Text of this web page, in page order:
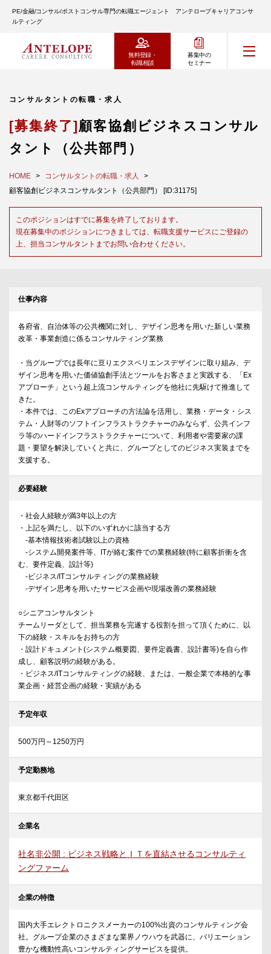
PE/金融/コンサル/ポストコンサル専門の転職エージェント アンテロープキャリアコンサ
ルティング
無料登録・
転職相談
募集中の
セミナー
コンサルタントの転職・求人
[募集終了]顧客協創ビジネスコンサル
タント（公共部門）
HOME
コンサルタントの転職・求人
顧客協創ビジネスコンサルタント（公共部門） [ID:31175]
このポジションはすでに募集を終了しております。
現在募集中のポジションにつきましては、転職支援サービスにご登録の
上、担当コンサルタントまでお問い合わせください。
仕事内容
各府省、自治体等の公共機関に対し、デザイン思考を用いた新しい業務
改革・事業創造に係るコンサルティング業務
・当グループでは長年に亘りエクスペリエンスデザインに取り組み、デ
ザイン思考を用いた価値協創手法とツールをお客さまと実践する、「Ex
アプローチ」という超上流コンサルティングを他社に先駆けて推進して
きた。
・本件では、このExアプローチの方法論を活用し、業務・データ・シス
テム・人財等のソフトインフラストラクチャーのみならず、公共インフ
ラ等のハードインフラストラクチャーについて、利用者や需要家の課
題・要望を解決していくと共に、グループとしてのビジネス実装までを
支援する。
必要経験
・社会人経験が満3年以上の方
・上記を満たし、以下のいずれかに該当する方
-基本情報技術者試験以上の資格
-システム開発案件等、ITが絡む案件での業務経験(特に顧客折衝を含
む、要件定義、設計等)
-ビジネス/ITコンサルティングの業務経験
-デザイン思考を用いたサービス企画や現場改善の業務経験
○シニアコンサルタント
チームリーダとして、担当業務を完遂する役割を担って頂くために、以
下の経験・スキルをお持ちの方
・設計ドキュメント(システム概要図、要件定義書、設計書等)を自ら作
成し、顧客説明の経験がある。
・ビジネス/ITコンサルティングの経験、または、一般企業で本格的な事
業企画・経営企画の経験・実績がある
予定年収
500万円～1250万円
予定勤務地
東京都千代田区
企業名
社名非公開 : ビジネス戦略とＩＴを直結させるコンサルティ
ングファーム
企業の特徴
国内大手エレクトロニクスメーカーの100%出資のコンサルティング会
社。グループ企業のさまざまな業界ノウハウを武器に、バリエーション
豊かな機動性高いコンサルティングサービスを提供。